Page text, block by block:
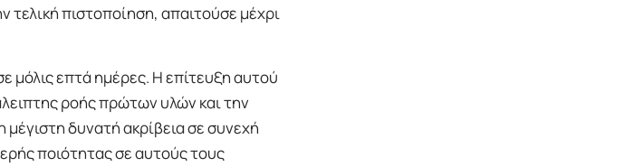
τελική πιστοποίηση, απαιτούσε μέχρι
μόλις επτά ημέρες. Η επίτευξη αυτού
ροής πρώτων υλών και την
δυνατή ακρίβεια σε συνεχή
ποιότητας σε αυτούς τους